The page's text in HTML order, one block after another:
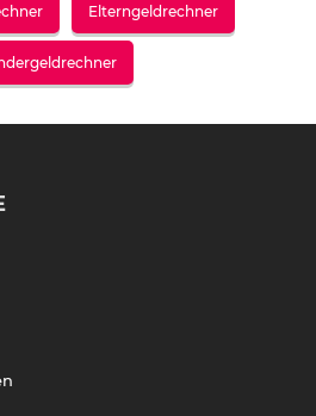
Elterngeldrechner